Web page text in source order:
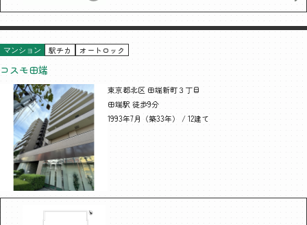
マンション 駅チカ オートロック
コスモ田端
東京都北区 田端新町３丁目
田端駅 徒歩9分
1993年7月（築33年） / 12建て